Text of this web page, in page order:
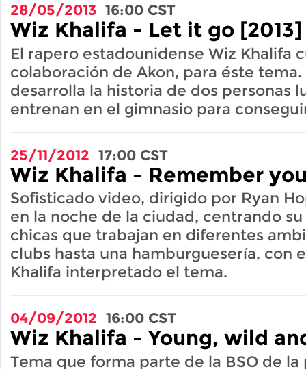
28/05/2013 16:00 CST
Wiz Khalifa - Let it go [2013]
El rapero estadounidense Wiz Khalifa
colaboración de Akon, para éste
desarrolla la historia de dos personas
entrenan en el gimnasio para
25/11/2012 17:00 CST
Wiz Khalifa - Remember
Sofisticado video, dirigido por Ryan
en la noche de la ciudad, centrando
chicas que trabajan en diferentes
clubs hasta una hamburguesería, con
Khalifa interpretado el tema.
04/09/2012 16:00 CST
Wiz Khalifa - Young, wild
Tema que forma parte de la BSO de